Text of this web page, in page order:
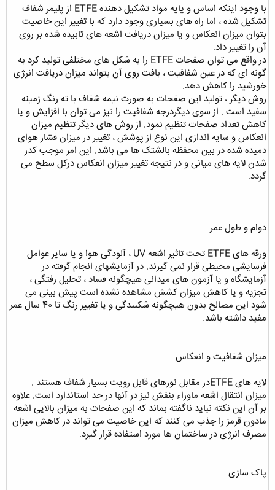
با وجود اینکه اساس و پایه مواد تشکیل دهنده ETFE از پلیمر شفاف
تشکیل شده ، اما راه های بسیاری وجود دارد که با تغییر این خاصیت
بتوان میزان انعکاس و یا میزان دریافت اشعه های تابیده شده بر روی
آن را تغییر داد.
در واقع می توان صفحات ETFE را به شکل های مختلفی تولید کرد به
گونه ای که در عین شفافیت ، بافت روی آن بتواند میزان دریافت انرژی
خورشید را کاهش دهد.
روش دیگر ، تولید این صفحات به صورت نیمه شفاف با ته رنگ زمینه
سفید است . از سوی دیگردرجه شفافیت را نیز می توان با افزایش و یا
کاهش تعداد صفحات تنظیم نمود. از روش های دیگر تنظیم میزان
انعکاس و سایه اندازی این نوع از پوشش ، تغییر در میزان فشار هوای
دمیده شده در بین محفظه بالشتک ها می باشد. این امر موجب کدر
شدن لایه های میانی و در نتیجه تغییر میزان انعکاس درکل سطح می
گردد.
دوام و طول عمر
ورقه های ETFE تحت تاثیر اشعه UV ، آلودگی هوا و یا سایر عوامل
فرسایشی محیطی قرار نمی گیرند. در آزمایشهای انجام گرفته در
آزمایشگاه و یا آزمون های میدانی هیچگونه فساد ، تحلیل رفتگی ،
تجزیه و یا کاهش میزان کشش مشاهده نشده است پیش بینی می
شود این مصالح بدون هیچگونه شکنندگی و یا تغییر رنگ تا 40 سال عمر
مفید داشته باشد.
میزان شفافیت و انعکاس
لایه های ETFEدر مقابل نورهای قابل رویت بسیار شفاف هستند .
میزان انتقال اشعه ماوراء بنفش نیز در آنها در حد استاندارد است. علاوه
بر آن این نکته نباید ناگفته بماند که این صفحات به میزان بالایی اشعه
مادون قرمز را جذب می کنند که این خاصیت می تواند در کاهش میزان
مصرف انرژی در ساختمان ها مورد استفاده قرار گیرد.
پاک سازی